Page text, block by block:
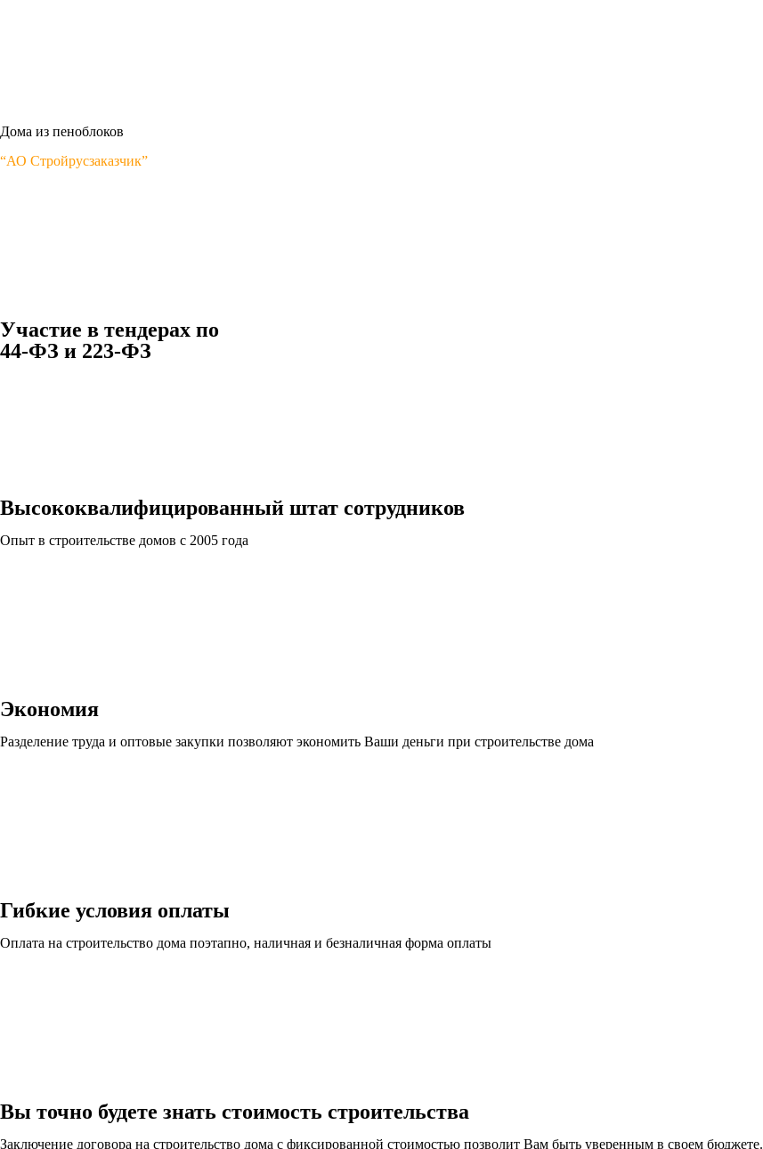
Дома из пеноблоков
“АО Стройрусзаказчик”
Участие в тендерах по
44-ФЗ и 223-ФЗ
Высококвалифицированный штат сотрудников
Опыт в строительстве домов с 2005 года
Экономия
Разделение труда и оптовые закупки позволяют экономить Ваши деньги при строительстве дома
Гибкие условия оплаты
Оплата на строительство дома поэтапно, наличная и безналичная форма оплаты
Вы точно будете знать стоимость строительства
Заключение договора на строительство дома с фиксированной стоимостью позволит Вам быть уверенным в своем бюджете.